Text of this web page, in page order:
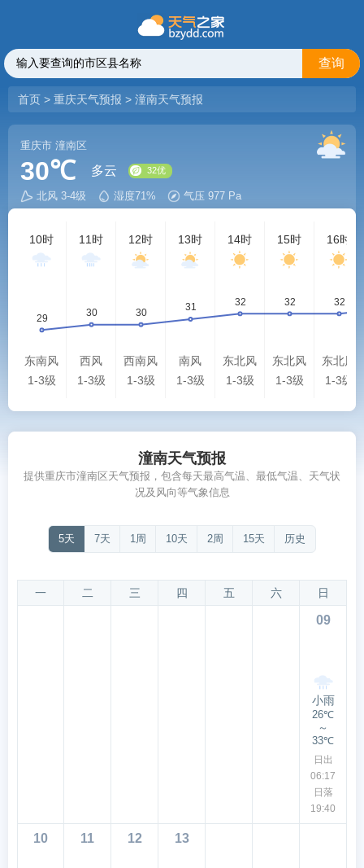
查询
首页 > 重庆天气预报 > 潼南天气预报
重庆市 潼南区
30℃ 多云
北风 3-4级 湿度71% 气压 977 Pa
10时
东南风
1-3级
11时
西风
1-3级
12时
西南风
1-3级
13时
南风
1-3级
14时
东北风
1-3级
15时
东北风
1-3级
16时
东北风
1-3级
潼南天气预报
提供重庆市潼南区天气预报，包含每天最高气温、最低气温、天气状
况及风向等气象信息
5天 7天 1周 10天 2周 15天 历史
一 二 三 四 五 六 日
09
小雨
26℃
～
33℃
日出
06:17
日落
19:40
10 11 12 13